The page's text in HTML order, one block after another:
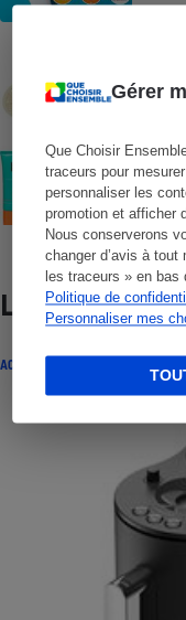
Gérer
Que Choisir
traceurs pour
personnaliser les
promotion et afficher
Nous conserverons
changer d’avis à
les traceurs » en bas
Politique de
Personnaliser mes
Lire aussi
ACTUALITÉ